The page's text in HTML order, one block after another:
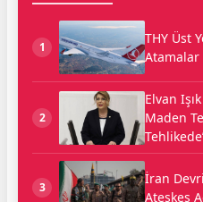
1
THY Üst
Atamalar
2
Elvan
Maden
3
İran
Ateşkes